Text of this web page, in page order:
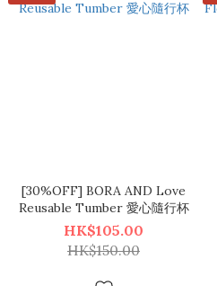
[30%OFF] BORA AND Love
Reusable Tumber 愛心隨行杯
HK$105.00
HK$150.00